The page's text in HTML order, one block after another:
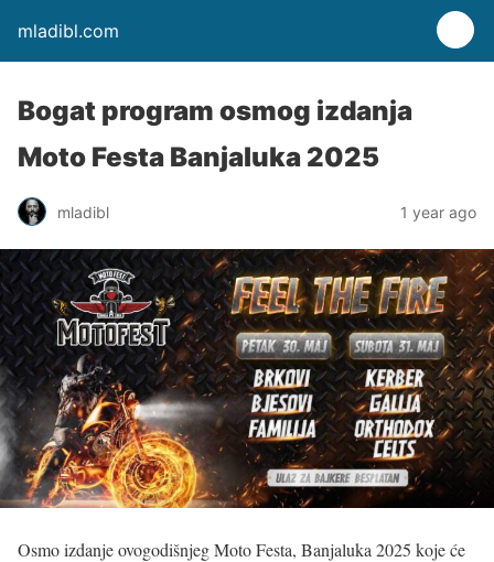
mladibl.com
Bogat program osmog izdanja
Moto Festa Banjaluka 2025
mladibl 1 year ago
Osmo izdanje ovogodišnjeg Moto Festa, Banjaluka 2025 koje će